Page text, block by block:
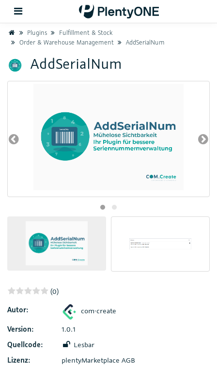
Zurück
Support
HomePlugins
Fulfillment & Stock
Order & Warehouse Management
AddSerialNum
AddSerialNum
(0)
Autor:
com·create
Version:
1.0.1
Quellcode:
Lesbar
Lizenz:
plentyMarketplace AGB